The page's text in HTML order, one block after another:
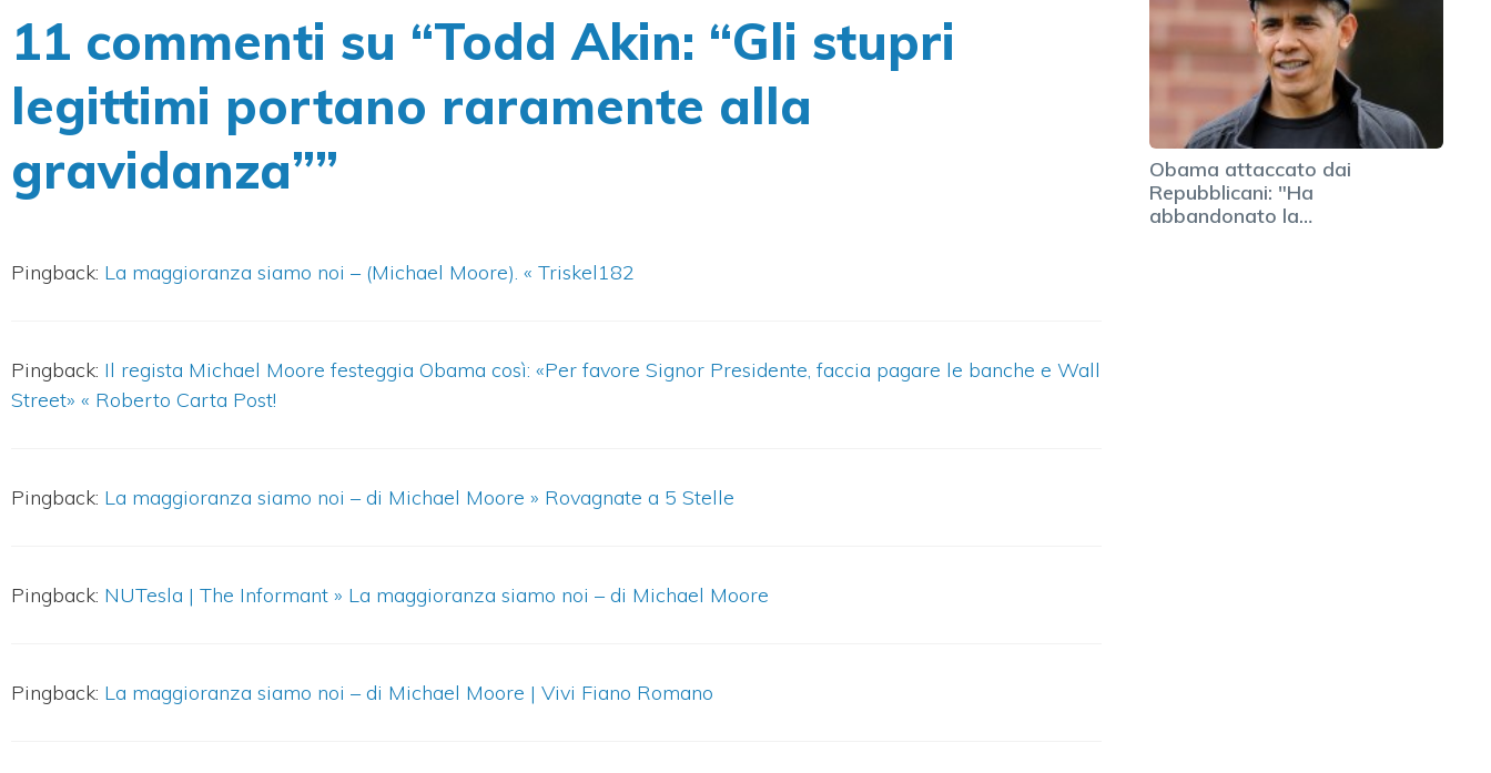
11 commenti su “Todd Akin: “Gli stupri
legittimi portano raramente alla
gravidanza””
Pingback: La maggioranza siamo noi – (Michael Moore). « Triskel182
Pingback: Il regista Michael Moore festeggia Obama così: «Per favore Signor Presidente, faccia pagare le banche e Wall
Street» « Roberto Carta Post!
Pingback: La maggioranza siamo noi – di Michael Moore » Rovagnate a 5 Stelle
Pingback: NUTesla | The Informant » La maggioranza siamo noi – di Michael Moore
Pingback: La maggioranza siamo noi – di Michael Moore | Vivi Fiano Romano
Obama attaccato dai
Repubblicani: "Ha
abbandonato la…